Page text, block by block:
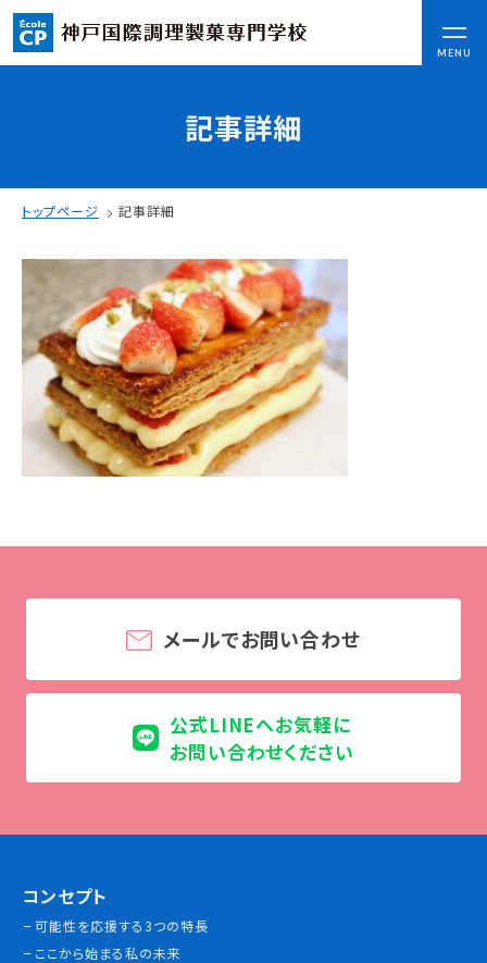
MENU
CLOSE
ここから始まる私の未来
入学情報
AO入試
指定校推薦入試
一般入試
学校案内
学費・奨学金
本校独自の学費サポート制度
住まいサポート
資格・就職
記事詳細
トップページ 記事詳細
メールでお問い合わせ
公式LINEへお気軽に
お問い合わせください
コンセプト
可能性を応援する3つの特長
ここから始まる私の未来